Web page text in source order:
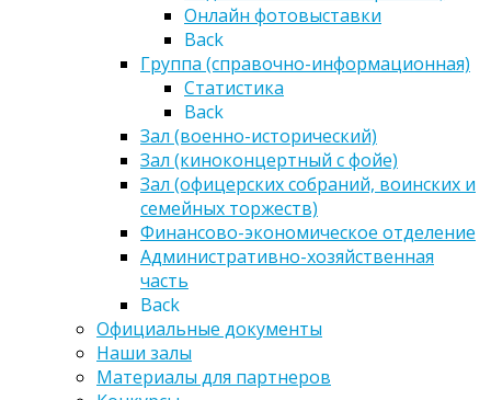
Онлайн фотовыставки
Back
Группа (справочно-информационная)
Статистика
Back
Зал (военно-исторический)
Зал (киноконцертный с фойе)
Зал (офицерских собраний, воинских и
семейных торжеств)
Финансово-экономическое отделение
Административно-хозяйственная
часть
Back
Официальные документы
Наши залы
Материалы для партнеров